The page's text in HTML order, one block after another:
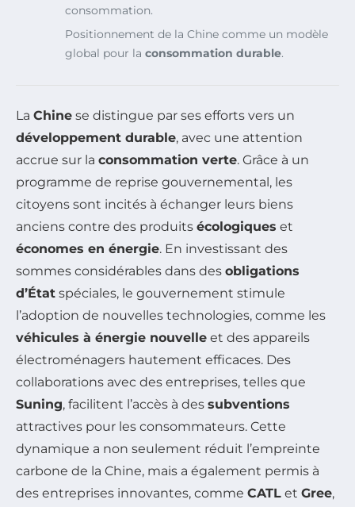
consommation.
Positionnement de la Chine comme un modèle
global pour la consommation durable.
La Chine se distingue par ses efforts vers un
développement durable, avec une attention
accrue sur la consommation verte. Grâce à un
programme de reprise gouvernemental, les
citoyens sont incités à échanger leurs biens
anciens contre des produits écologiques et
économes en énergie. En investissant des
sommes considérables dans des obligations
d’État spéciales, le gouvernement stimule
l’adoption de nouvelles technologies, comme les
véhicules à énergie nouvelle et des appareils
électroménagers hautement efficaces. Des
collaborations avec des entreprises, telles que
Suning, facilitent l’accès à des subventions
attractives pour les consommateurs. Cette
dynamique a non seulement réduit l’empreinte
carbone de la Chine, mais a également permis à
des entreprises innovantes, comme CATL et Gree,